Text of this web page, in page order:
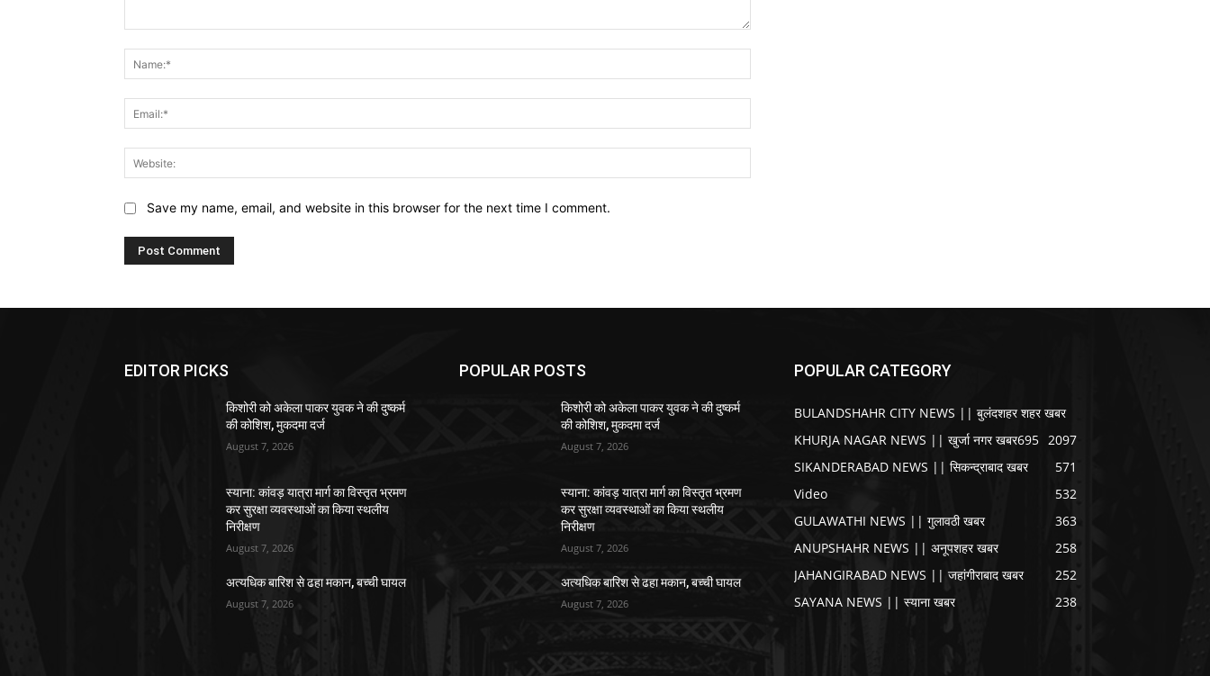
Save my name, email, and website in this browser for the next time I comment.
EDITOR PICKS
किशोरी को अकेला पाकर युवक ने की दुष्कर्म
की कोशिश, मुकदमा दर्ज
August 7, 2026
स्याना: कांवड़ यात्रा मार्ग का विस्तृत भ्रमण
कर सुरक्षा व्यवस्थाओं का किया स्थलीय
निरीक्षण
August 7, 2026
अत्यधिक बारिश से ढहा मकान, बच्ची घायल
August 7, 2026
POPULAR POSTS
किशोरी को अकेला पाकर युवक ने की दुष्कर्म
की कोशिश, मुकदमा दर्ज
August 7, 2026
स्याना: कांवड़ यात्रा मार्ग का विस्तृत भ्रमण
कर सुरक्षा व्यवस्थाओं का किया स्थलीय
निरीक्षण
August 7, 2026
अत्यधिक बारिश से ढहा मकान, बच्ची घायल
August 7, 2026
POPULAR CATEGORY
BULANDSHAHR CITY NEWS || बुलंदशहर शहर खबर
2097
KHURJA NAGAR NEWS || खुर्जा नगर खबर695
SIKANDERABAD NEWS || सिकन्द्राबाद खबर
571
Video
532
GULAWATHI NEWS || गुलावठी खबर
363
ANUPSHAHR NEWS || अनूपशहर खबर
258
JAHANGIRABAD NEWS || जहांगीराबाद खबर
252
SAYANA NEWS || स्याना खबर
238